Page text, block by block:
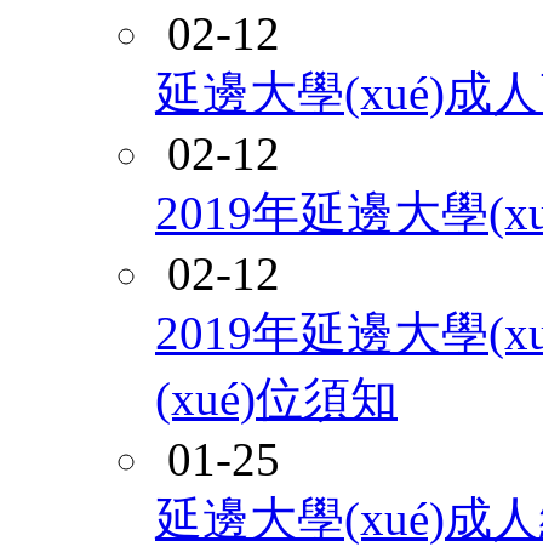
02-12
延邊大學(xué)成
02-12
2019年延邊大學
02-12
2019年延邊大學
(xué)位須知
01-25
延邊大學(xué)成